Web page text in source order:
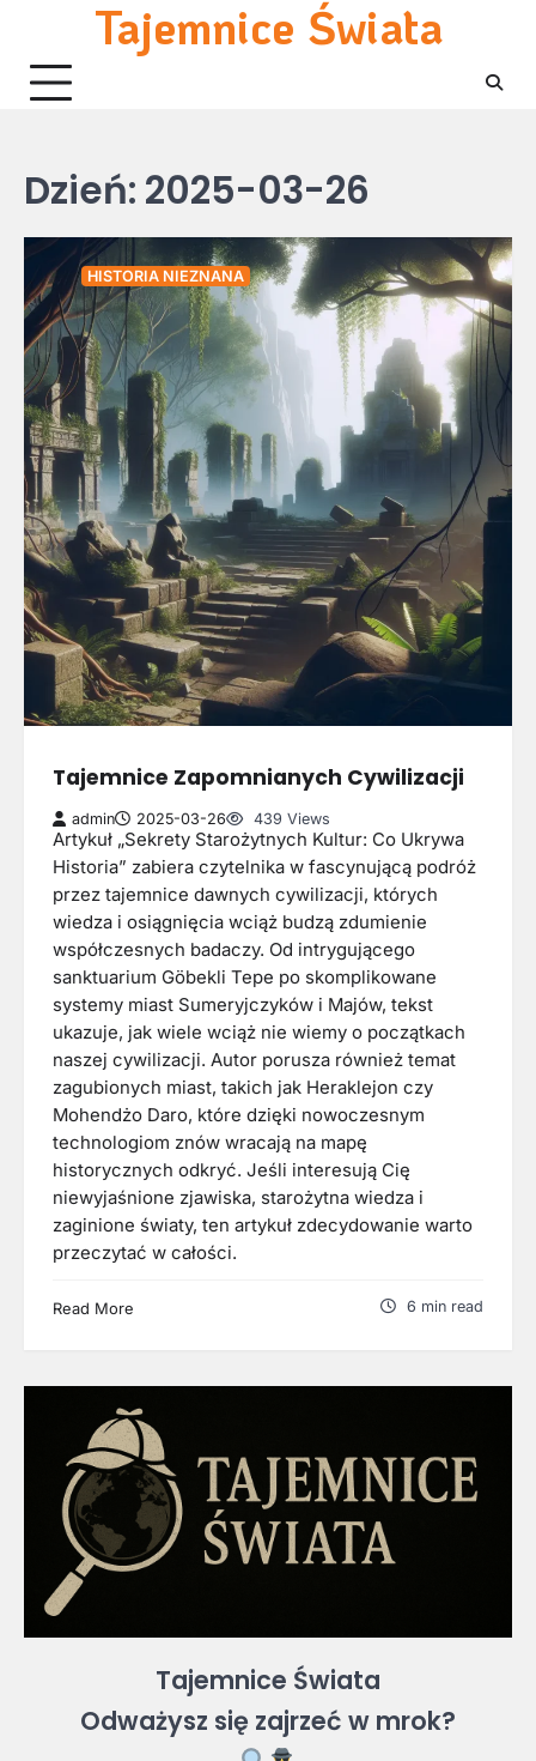
content
Tajemnice Świata
Dzień: 2025-03-26
HISTORIA NIEZNANA
Tajemnice Zapomnianych Cywilizacji
admin 2025-03-26 439 Views
Artykuł „Sekrety Starożytnych Kultur: Co Ukrywa
Historia” zabiera czytelnika w fascynującą podróż
przez tajemnice dawnych cywilizacji, których
wiedza i osiągnięcia wciąż budzą zdumienie
współczesnych badaczy. Od intrygującego
sanktuarium Göbekli Tepe po skomplikowane
systemy miast Sumeryjczyków i Majów, tekst
ukazuje, jak wiele wciąż nie wiemy o początkach
naszej cywilizacji. Autor porusza również temat
zagubionych miast, takich jak Heraklejon czy
Mohendżo Daro, które dzięki nowoczesnym
technologiom znów wracają na mapę
historycznych odkryć. Jeśli interesują Cię
niewyjaśnione zjawiska, starożytna wiedza i
zaginione światy, ten artykuł zdecydowanie warto
przeczytać w całości.
Read More 6 min read
Tajemnice Świata
Odważysz się zajrzeć w mrok?